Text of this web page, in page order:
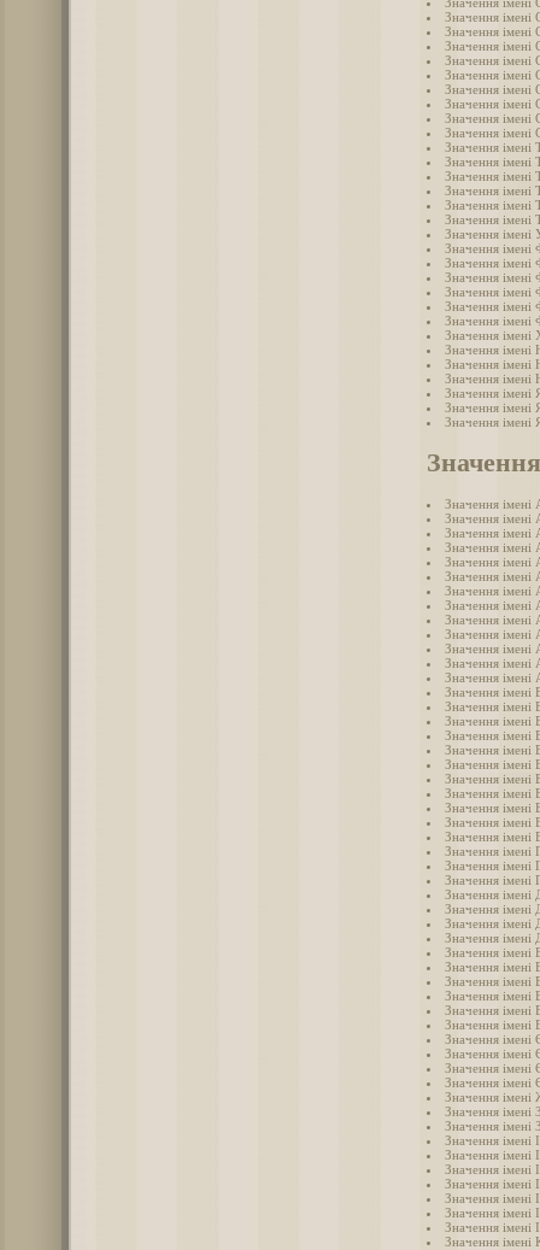
Значення імені
Значення імені
Значення імені
Значення імені
Значення імені
Значення імені
Значення імені
Значення імені
Значення імені
Значення імені
Значення імені
Значення імені
Значення імені
Значення імені
Значення імені
Значення імені
Значення імені
Значення імені
Значення імені
Значення імені
Значення імені
Значення імені
Значення імені
Значення імені
Значення імені
Значення імені
Значення
Значення імені
Значення імені
Значення імені
Значення імені
Значення імені
Значення імені
Значення імені
Значення імені
Значення імені
Значення імені
Значення імені
Значення імені
Значення імені
Значення імені
Значення імені
Значення імені
Значення імені
Значення імені
Значення імені
Значення імені
Значення імені
Значення імені
Значення імені
Значення імені
Значення імені
Значення імені
Значення імені
Значення імені
Значення імені
Значення імені
Значення імені
Значення імені
Значення імені
Значення імені
Значення імені
Значення імені
Значення імені
Значення імені
Значення імені
Значення імені
Значення імені
Значення імені
Значення імені
Значення імені
Значення імені
Значення імені
Значення імені
Значення імені
Значення імені
Значення імені
Значення імені
Значення імені
Значення імені
Значення імені
Значення імені